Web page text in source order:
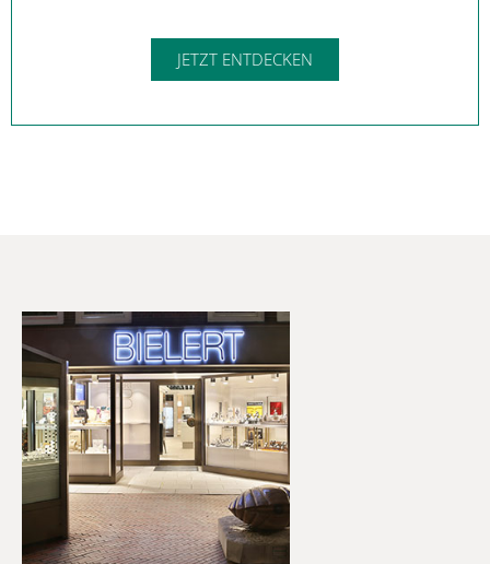
Wichtige Mitteilung
Unser Geschäft schließt zum31.12.2026
Bis dahin sind wir weiterhin wie gewohnt für Sie
da.
Wir bitten darum, dass Gutscheine bis